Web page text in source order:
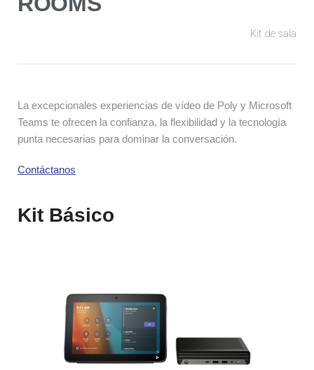
Kit de sala​
La excepcionales experiencias de vídeo de Poly y Microsoft
Teams te ofrecen la confianza, la flexibilidad y la tecnología
punta necesarias para dominar la conversación.
Contáctanos
Kit Básico